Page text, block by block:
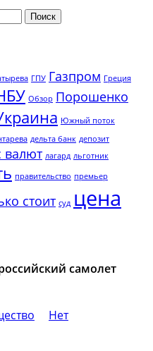
ГПУ Газпром Греция
Обзор Порошенко
Южный поток
дельта банк депозит
валют лагард льготник
правительство премьер
стоит суд цена
самолет
Нет